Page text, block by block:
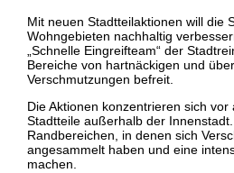
Mit neuen Stadtteilaktionen will die
Wohngebieten nachhaltig
„Schnelle Eingreifteam“ der
Bereiche von hartnäckigen und
Verschmutzungen befreit.
Die Aktionen konzentrieren sich
Stadtteile außerhalb der
Randbereichen, in denen sich
angesammelt haben und eine
machen.